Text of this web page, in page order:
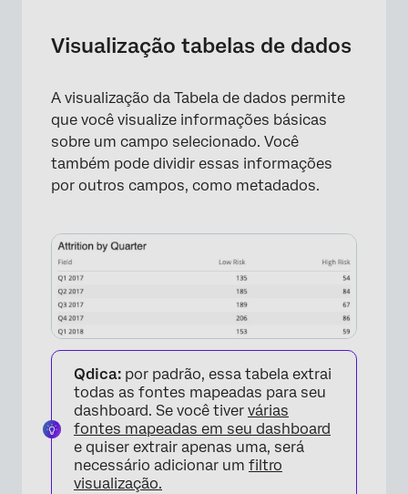
×
Visualização tabelas de dados
A visualização da Tabela de dados permite
que você visualize informações básicas
sobre um campo selecionado. Você
também pode dividir essas informações
por outros campos, como metadados.
Qdica: por padrão, essa tabela extrai
todas as fontes mapeadas para seu
dashboard. Se você tiver várias
fontes mapeadas em seu dashboard
e quiser extrair apenas uma, será
necessário adicionar um filtro
visualização.